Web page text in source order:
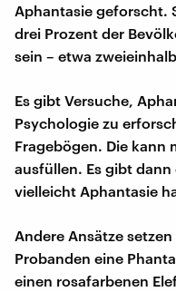
Aphantasie geforscht.
drei Prozent der
sein – etwa
Es gibt Versuche,
Psychologie zu
Fragebögen. Die kann
ausfüllen. Es gibt
vielleicht Aphantasie
Andere Ansätze
Probanden eine
einen rosafarbenen